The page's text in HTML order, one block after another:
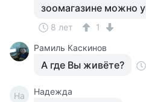
зоомагазине можно
8 лет
1
Рамиль Каскинов
А где Вы живёте?
На Надежда